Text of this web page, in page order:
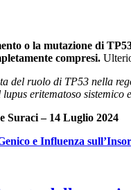
o la mutazione di
compresi.
del ruolo di TP53 nella
eritematoso sistemico
Suraci – 14 Luglio 2024
e Influenza